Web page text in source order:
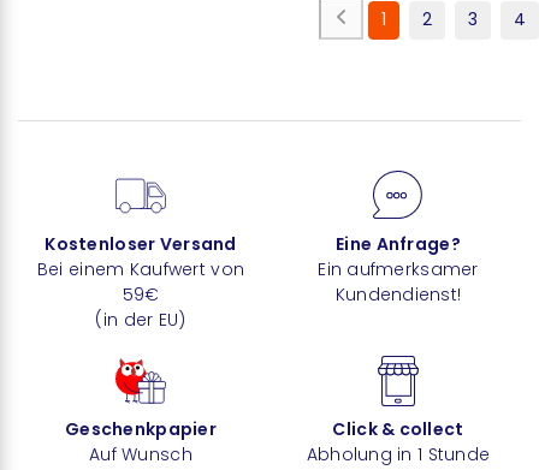
1 2 3 4
Kostenloser Versand
Bei einem Kaufwert von
59€
(in der EU)
Eine Anfrage?
Ein aufmerksamer
Kundendienst!
Geschenkpapier
Auf Wunsch
Click & collect
Abholung in 1 Stunde